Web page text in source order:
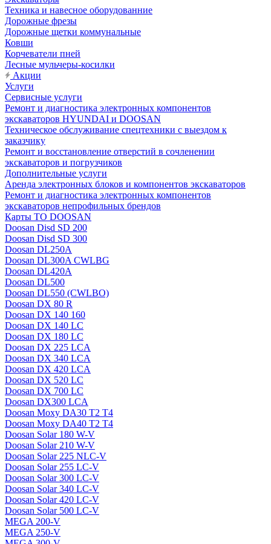
Техника и навесное оборудованние
Дорожные фрезы
Дорожные щетки коммунальные
Ковши
Корчеватели пней
Лесные мульчеры-косилки
Акции
Услуги
Сервисные услуги
Ремонт и диагностика электронных компонентов
экскаваторов HYUNDAI и DOOSAN
Техническое обслуживание спецтехники с выездом к
заказчику
Ремонт и восстановление отверстий в сочленении
экскаваторов и погрузчиков
Дополнительные услуги
Аренда электронных блоков и компонентов экскаваторов
Ремонт и диагностика электронных компонентов
экскаваторов непрофильных брендов
Карты ТО DOOSAN
Doosan Disd SD 200
Doosan Disd SD 300
Doosan DL250A
Doosan DL300A CWLBG
Doosan DL420A
Doosan DL500
Doosan DL550 (CWLBO)
Doosan DX 80 R
Doosan DX 140 160
Doosan DX 140 LC
Doosan DX 180 LC
Doosan DX 225 LCA
Doosan DX 340 LCA
Doosan DX 420 LCA
Doosan DX 520 LC
Doosan DX 700 LC
Doosan DX300 LCA
Doosan Moxy DA30 T2 T4
Doosan Moxy DA40 T2 T4
Doosan Solar 180 W-V
Doosan Solar 210 W-V
Doosan Solar 225 NLC-V
Doosan Solar 255 LC-V
Doosan Solar 300 LC-V
Doosan Solar 340 LC-V
Doosan Solar 420 LC-V
Doosan Solar 500 LC-V
MEGA 200-V
MEGA 250-V